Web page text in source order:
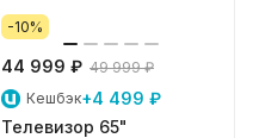
-10%
44 999 ₽ 49 999 ₽
Кешбэк+4 499 ₽
Телевизор 65"